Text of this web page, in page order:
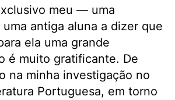
meu — uma
antiga aluna a dizer que
ela uma grande
é muito gratificante. De
na minha investigação no
Portuguesa, em torno